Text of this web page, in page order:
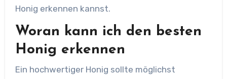
Honig erkennen kannst.
Woran kann ich den besten
Honig erkennen
Ein hochwertiger Honig sollte möglichst